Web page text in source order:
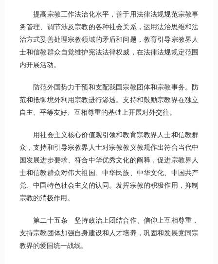
提高宗教工作法治化水平，善于用法律法规规范宗教事
务管理、调节涉及宗教的各种社会关系，运用法治思维和法
治方式妥善处理宗教领域的矛盾和问题，教育引导宗教界人
士和信教群众自觉维护宪法法律权威，在法律法规规定范围
内开展活动。
防范外国势力干预和支配我国宗教团体和宗教事务。防
范和抵御境外利用宗教进行渗透。支持和鼓励宗教界在独立
自主、平等友好、互相尊重的基础上开展对外交往。
用社会主义核心价值观引领和教育宗教界人士和信教群
众，支持和引导宗教界人士对宗教教义教规作出符合当代中
国发展进步要求、符合中华优秀文化的阐释，促进宗教界人
士和信教群众对伟大祖国、中华民族、中华文化、中国共产
党、中国特色社会主义的认同。发挥宗教的积极作用，抑制
宗教的消极作用。
第二十五条 坚持政治上团结合作、信仰上互相尊重，
支持宗教团体加强自身建设和人才培养，巩固和发展党同宗
教界的爱国统一战线。